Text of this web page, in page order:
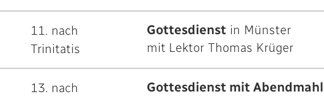
11. nach
Trinitatis
Gottesdienst in Münster
mit Lektor Thomas Krüger
13. nach
Gottesdienst mit Abendmahl